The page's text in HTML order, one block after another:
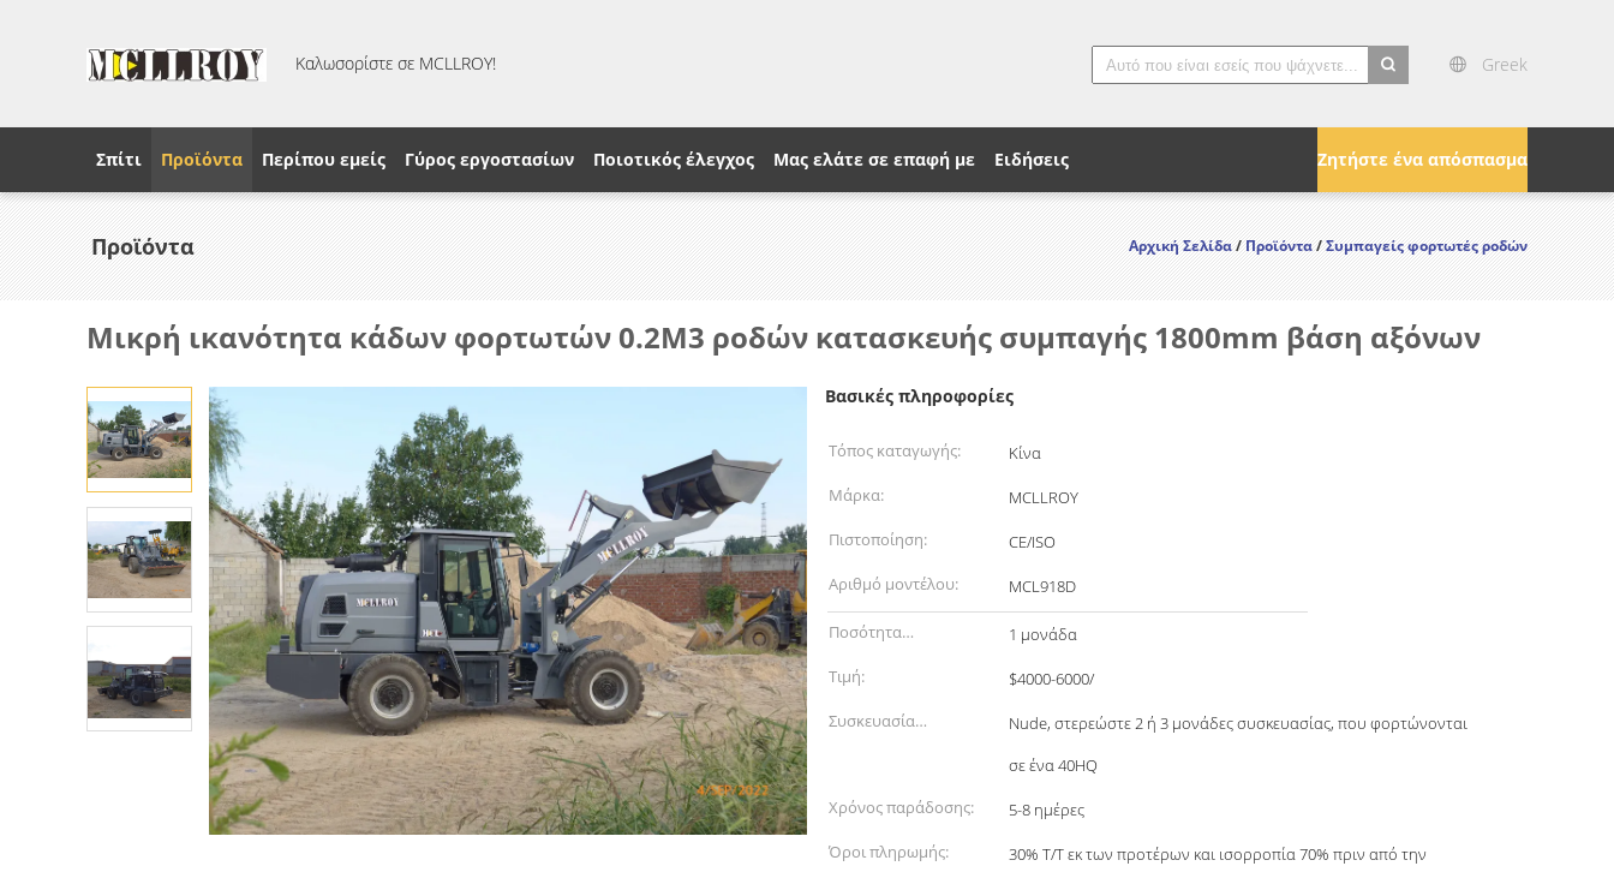
Καλωσορίστε σε MCLLROY!
Greek
Ζητήστε ένα απόσπασμα
Σπίτι Προϊόντα Περίπου εμείς Γύρος εργοστασίων Ποιοτικός έλεγχος Μας ελάτε σε επαφή με Ειδήσεις
Προϊόντα Αρχική Σελίδα/Προϊόντα/Συμπαγείς φορτωτές ροδών
Μικρή ικανότητα κάδων φορτωτών 0.2M3 ροδών κατασκευής συμπαγής 1800mm βάση αξόνων
Βασικές πληροφορίες
Τόπος καταγωγής:
Κίνα
Μάρκα:
MCLLROY
Πιστοποίηση:
CE/ISO
Αριθμό μοντέλου:
MCL918D
Ποσότητα
παραγγελίας min:
1 μονάδα
Τιμή:
$4000-6000/
Συσκευασία
Nude, στερεώστε 2 ή 3 μονάδες συσκευασίας, που φορτώνονται
σε ένα 40HQ
Χρόνος παράδοσης:
5-8 ημέρες
Όροι πληρωμής:
30% Τ/Τ εκ των προτέρων και ισορροπία 70% πριν από την